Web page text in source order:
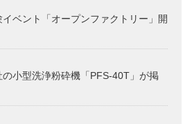
ベント「オープンファクトリー」開
小型洗浄粉砕機「PFS-40T」が掲